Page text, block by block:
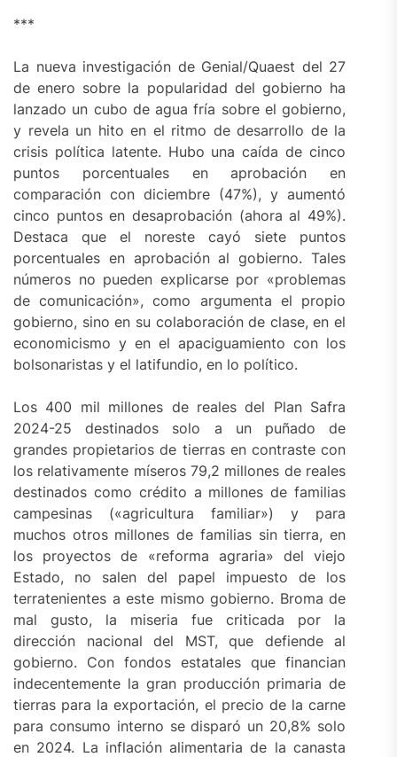
***
La nueva investigación de Genial/Quaest del 27
de enero sobre la popularidad del gobierno ha
lanzado un cubo de agua fría sobre el gobierno,
y revela un hito en el ritmo de desarrollo de la
crisis política latente. Hubo una caída de cinco
puntos porcentuales en aprobación en
comparación con diciembre (47%), y aumentó
cinco puntos en desaprobación (ahora al 49%).
Destaca que el noreste cayó siete puntos
porcentuales en aprobación al gobierno. Tales
números no pueden explicarse por «problemas
de comunicación», como argumenta el propio
gobierno, sino en su colaboración de clase, en el
economicismo y en el apaciguamiento con los
bolsonaristas y el latifundio, en lo político.
Los 400 mil millones de reales del Plan Safra
2024-25 destinados solo a un puñado de
grandes propietarios de tierras en contraste con
los relativamente míseros 79,2 millones de reales
destinados como crédito a millones de familias
campesinas («agricultura familiar») y para
muchos otros millones de familias sin tierra, en
los proyectos de «reforma agraria» del viejo
Estado, no salen del papel impuesto de los
terratenientes a este mismo gobierno. Broma de
mal gusto, la miseria fue criticada por la
dirección nacional del MST, que defiende al
gobierno. Con fondos estatales que financian
indecentemente la gran producción primaria de
tierras para la exportación, el precio de la carne
para consumo interno se disparó un 20,8% solo
en 2024. La inflación alimentaria de la canasta